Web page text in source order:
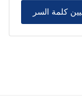
كلمة السر